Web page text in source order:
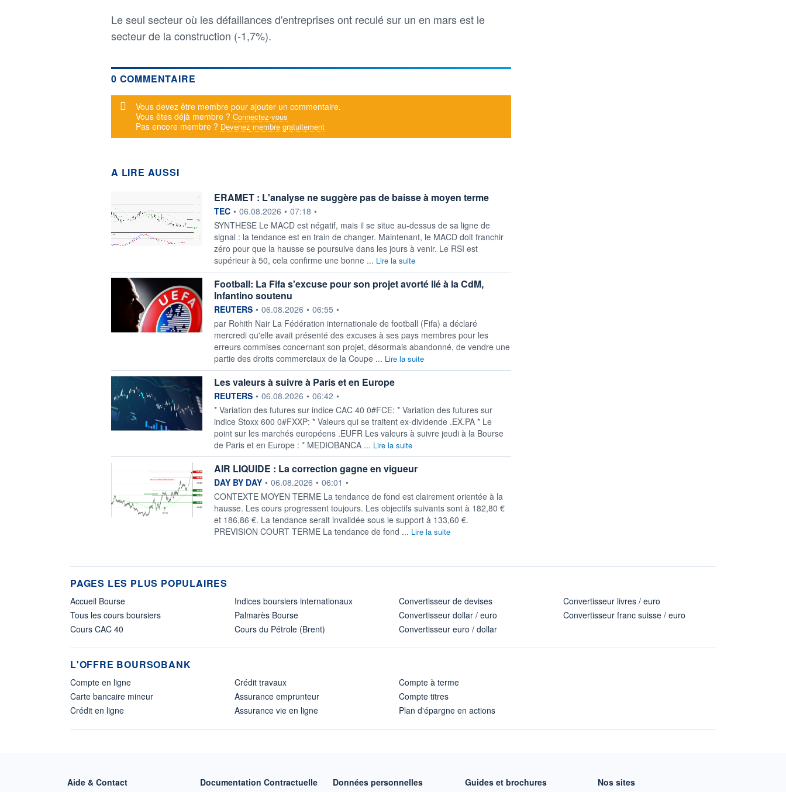
Le seul secteur où les défaillances d'entreprises ont reculé sur un en mars est le
secteur de la construction (-1,7%).
0 COMMENTAIRE
Message d'alerte
Vous devez être membre pour ajouter un commentaire.
Vous êtes déjà membre ? Connectez-vous
Pas encore membre ? Devenez membre gratuitement
A LIRE AUSSI
ERAMET : L'analyse ne suggère pas de baisse à moyen terme
information fournie par
TEC • 06.08.2026 • 07:18 •
SYNTHESE Le MACD est négatif, mais il se situe au-dessus de sa ligne de
signal : la tendance est en train de changer. Maintenant, le MACD doit franchir
zéro pour que la hausse se poursuive dans les jours à venir. Le RSI est
supérieur à 50, cela confirme une bonne ... Lire la suite
Football: La Fifa s'excuse pour son projet avorté lié à la CdM,
Infantino soutenu
information fournie par
REUTERS • 06.08.2026 • 06:55 •
par Rohith Nair La Fédération internationale de football (Fifa) a déclaré
mercredi qu'elle avait présenté des excuses à ses ‌pays membres pour les
erreurs commises concernant son projet, désormais abandonné, de vendre une
partie des droits commerciaux de la Coupe ... Lire la suite
Les valeurs à suivre à Paris et en Europe
information fournie par
REUTERS • 06.08.2026 • 06:42 •
* Variation des futures sur indice CAC 40 0#FCE: * Variation des futures sur
indice Stoxx 600 0#FXXP: * Valeurs qui se traitent ex-dividende .EX.PA * Le
point sur les marchés européens .EUFR Les valeurs à suivre jeudi à la Bourse
de Paris et en Europe : * MEDIOBANCA ... Lire la suite
AIR LIQUIDE : La correction gagne en vigueur
information fournie par
DAY BY DAY • 06.08.2026 • 06:01 •
CONTEXTE MOYEN TERME La tendance de fond est clairement orientée à la
hausse. Les cours progressent toujours. Les objectifs suivants sont à 182,80 €
et 186,86 €. La tendance serait invalidée sous le support à 133,60 €.
PREVISION COURT TERME La tendance de fond ... Lire la suite
PAGES LES PLUS POPULAIRES
Accueil Bourse
Tous les cours boursiers
Cours CAC 40
Indices boursiers internationaux
Palmarès Bourse
Cours du Pétrole (Brent)
Convertisseur de devises
Convertisseur dollar / euro
Convertisseur euro / dollar
Convertisseur livres / euro
Convertisseur franc suisse / euro
L'OFFRE BOURSOBANK
Compte en ligne
Carte bancaire mineur
Crédit en ligne
Crédit travaux
Assurance emprunteur
Assurance vie en ligne
Compte à terme
Compte titres
Plan d'épargne en actions
Aide & Contact Documentation Contractuelle Données personnelles Guides et brochures Nos sites